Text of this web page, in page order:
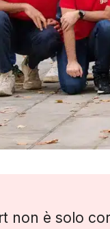
non è solo